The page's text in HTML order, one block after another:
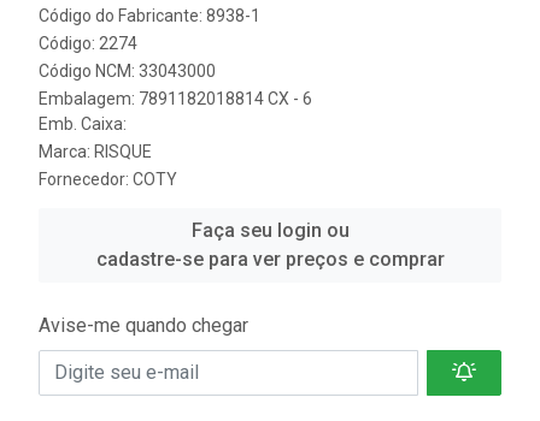
Código do Fabricante: 8938-1
Código: 2274
Código NCM: 33043000
Embalagem: 7891182018814 CX - 6
Emb. Caixa:
Marca: RISQUE
Fornecedor: COTY
Faça seu login ou
cadastre-se para ver preços e comprar
Avise-me quando chegar